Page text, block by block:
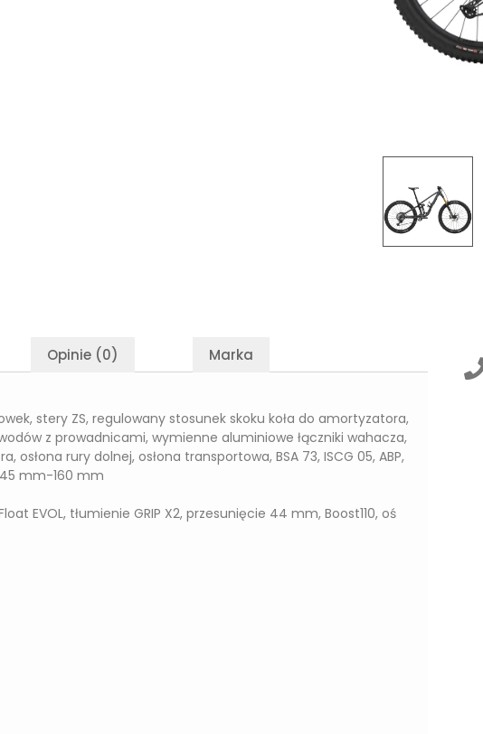
Opinie (0) Marka
stery ZS, regulowany stosunek skoku koła do amortyzatora,
z prowadnicami, wymienne aluminiowe łączniki wahacza,
rury dolnej, osłona transportowa, BSA 73, ISCG 05, ABP,
mm-160 mm
EVOL, tłumienie GRIP X2, przesunięcie 44 mm, Boost110, oś